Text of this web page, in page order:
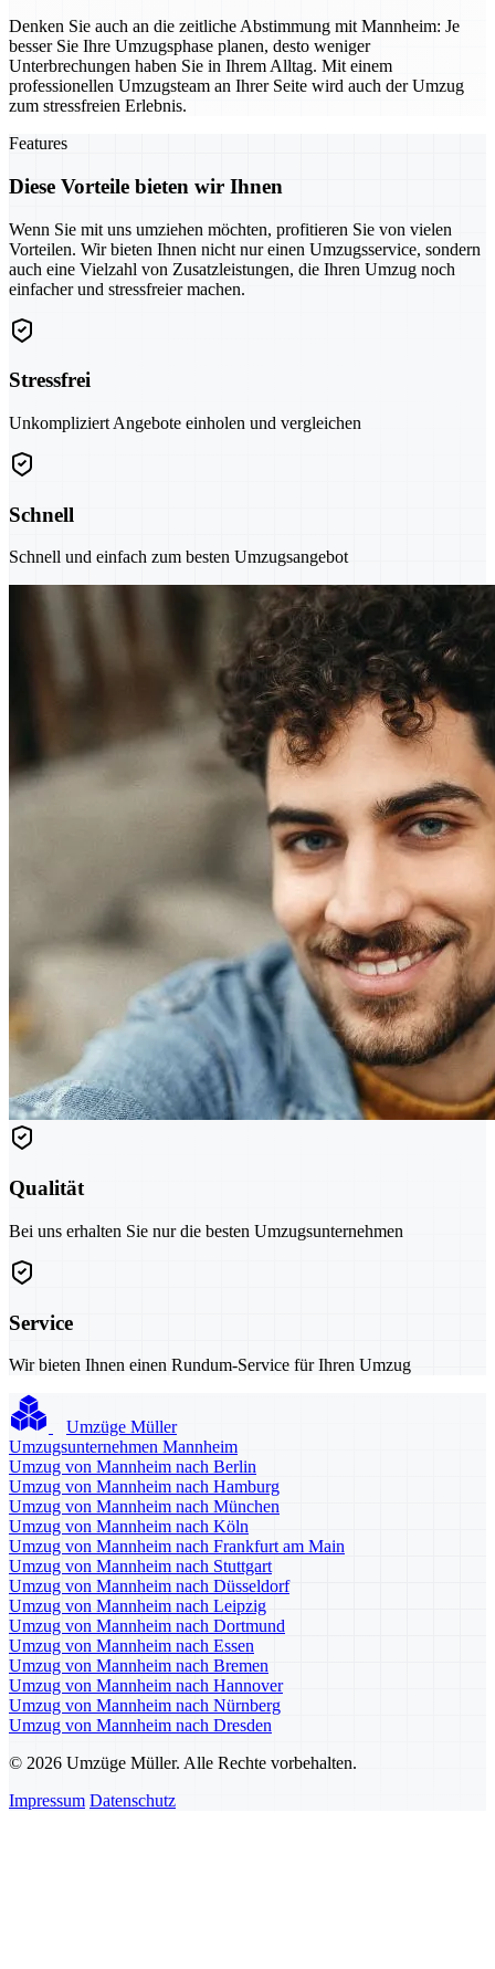
Denken Sie auch an die zeitliche Abstimmung mit Mannheim: Je
besser Sie Ihre Umzugsphase planen, desto weniger
Unterbrechungen haben Sie in Ihrem Alltag. Mit einem
professionellen Umzugsteam an Ihrer Seite wird auch der Umzug
zum stressfreien Erlebnis.
Features
Diese Vorteile bieten wir Ihnen
Wenn Sie mit uns umziehen möchten, profitieren Sie von vielen
Vorteilen. Wir bieten Ihnen nicht nur einen Umzugsservice, sondern
auch eine Vielzahl von Zusatzleistungen, die Ihren Umzug noch
einfacher und stressfreier machen.
Stressfrei
Unkompliziert Angebote einholen und vergleichen
Schnell
Schnell und einfach zum besten Umzugsangebot
Qualität
Bei uns erhalten Sie nur die besten Umzugsunternehmen
Service
Wir bieten Ihnen einen Rundum-Service für Ihren Umzug
Umzüge Müller
Umzugsunternehmen Mannheim
Umzug von Mannheim nach Berlin
Umzug von Mannheim nach Hamburg
Umzug von Mannheim nach München
Umzug von Mannheim nach Köln
Umzug von Mannheim nach Frankfurt am Main
Umzug von Mannheim nach Stuttgart
Umzug von Mannheim nach Düsseldorf
Umzug von Mannheim nach Leipzig
Umzug von Mannheim nach Dortmund
Umzug von Mannheim nach Essen
Umzug von Mannheim nach Bremen
Umzug von Mannheim nach Hannover
Umzug von Mannheim nach Nürnberg
Umzug von Mannheim nach Dresden
© 2026 Umzüge Müller. Alle Rechte vorbehalten.
Impressum Datenschutz